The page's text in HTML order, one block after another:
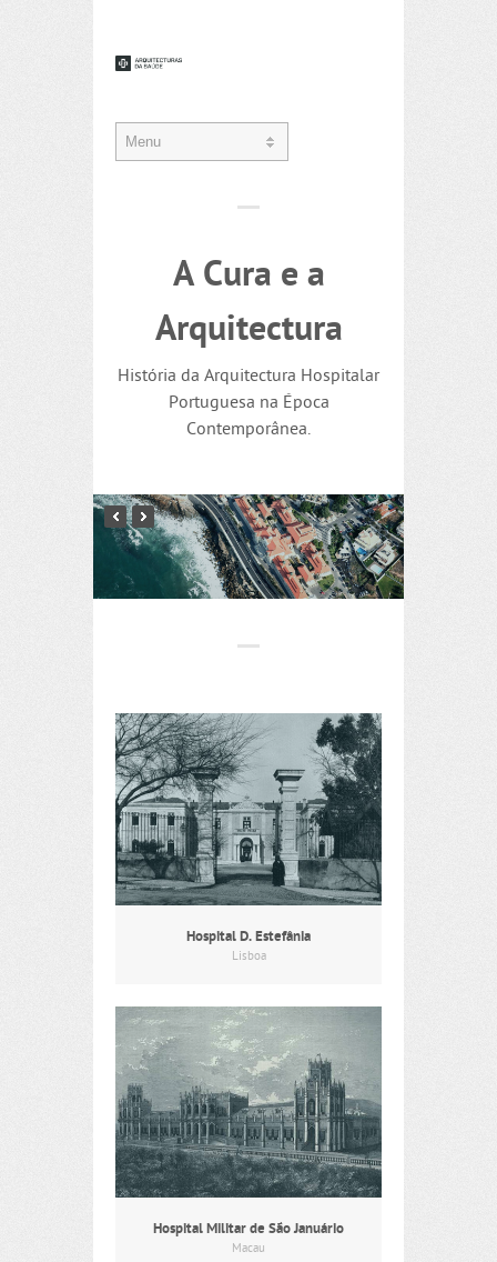
A Cura e a
Arquitectura
História da Arquitectura Hospitalar
Portuguesa na Época
Contemporânea.
Hospital D. Estefânia
Lisboa
Hospital Militar de São Januário
Macau